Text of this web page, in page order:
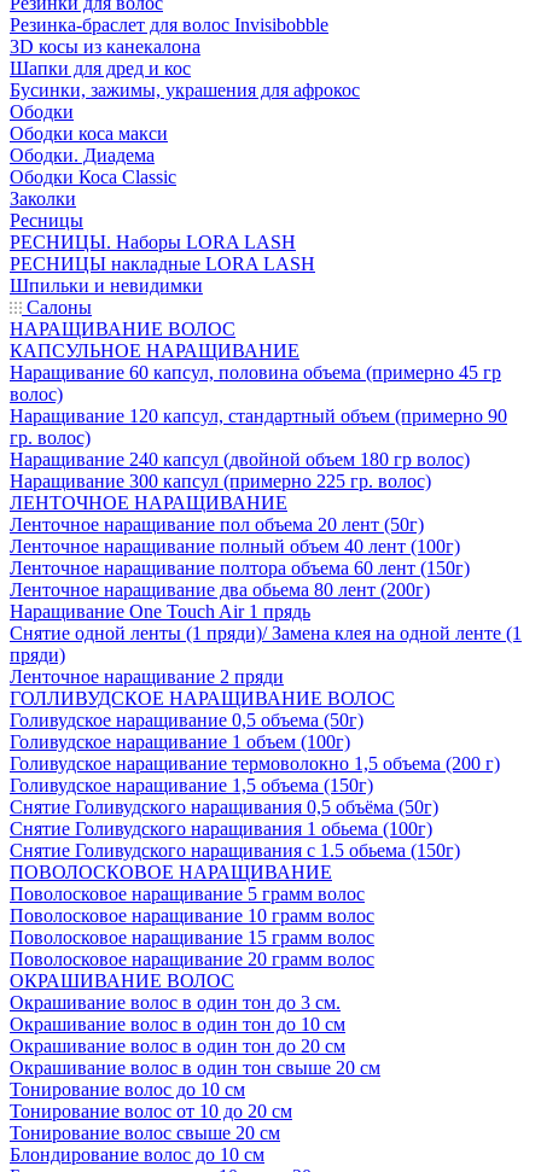
Резинка-браслет для волос Invisibobble
3D косы из канекалона
Шапки для дред и кос
Бусинки, зажимы, украшения для афрокос
Ободки
Ободки коса макси
Ободки. Диадема
Ободки Коса Classic
Заколки
Ресницы
РЕСНИЦЫ. Наборы LORA LASH
РЕСНИЦЫ накладные LORA LASH
Шпильки и невидимки
Салоны
НАРАЩИВАНИЕ ВОЛОС
КАПСУЛЬНОЕ НАРАЩИВАНИЕ
Наращивание 60 капсул, половина объема (примерно 45 гр
волос)
Наращивание 120 капсул, стандартный объем (примерно 90
гр. волос)
Наращивание 240 капсул (двойной объем 180 гр волос)
Наращивание 300 капсул (примерно 225 гр. волос)
ЛЕНТОЧНОЕ НАРАЩИВАНИЕ
Ленточное наращивание пол объема 20 лент (50г)
Ленточное наращивание полный объем 40 лент (100г)
Ленточное наращивание полтора объема 60 лент (150г)
Ленточное наращивание два обьема 80 лент (200г)
Наращивание One Touch Air 1 прядь
Снятие одной ленты (1 пряди)/ Замена клея на одной ленте (1
пряди)
Ленточное наращивание 2 пряди
ГОЛЛИВУДСКОЕ НАРАЩИВАНИЕ ВОЛОС
Голивудское наращивание 0,5 объема (50г)
Голивудское наращивание 1 объем (100г)
Голивудское наращивание термоволокно 1,5 объема (200 г)
Голивудское наращивание 1,5 объема (150г)
Снятие Голивудского наращивания 0,5 объёма (50г)
Снятие Голивудского наращивания 1 обьема (100г)
Снятие Голивудского наращивания с 1.5 обьема (150г)
ПОВОЛОСКОВОЕ НАРАЩИВАНИЕ
Поволосковое наращивание 5 грамм волос
Поволосковое наращивание 10 грамм волос
Поволосковое наращивание 15 грамм волос
Поволосковое наращивание 20 грамм волос
ОКРАШИВАНИЕ ВОЛОС
Окрашивание волос в один тон до 3 см.
Окрашивание волос в один тон до 10 см
Окрашивание волос в один тон до 20 см
Окрашивание волос в один тон свыше 20 см
Тонирование волос до 10 см
Тонирование волос от 10 до 20 см
Тонирование волос свыше 20 см
Блондирование волос до 10 см